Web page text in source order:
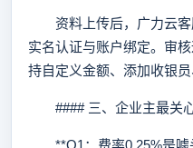
资料上传后，广力云客
实名认证与账户绑定。审
持自定义金额、添加收银员
#### 三、企业主最关
**Q1：费率0.25%是噱